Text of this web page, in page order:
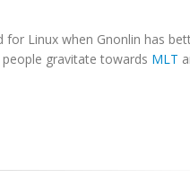
Linux when Gnonlin has
gravitate towards MLT